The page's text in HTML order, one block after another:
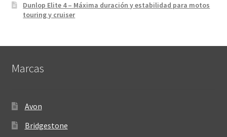
Dunlop Elite 4 – Máxima duración y estabilidad para motos
touring y cruiser
Marcas
Avon
Bridgestone